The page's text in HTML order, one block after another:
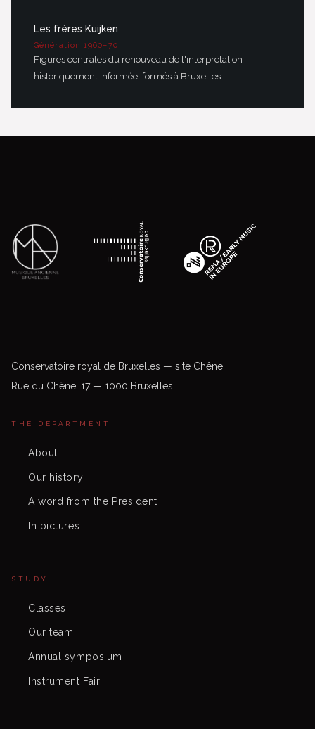
Les frères Kuijken
Génération 1960–70
Figures centrales du renouveau de l'interprétation
historiquement informée, formés à Bruxelles.
Conservatoire royal de Bruxelles — site Chêne
Rue du Chêne, 17 — 1000 Bruxelles
THE DEPARTMENT
About
Our history
A word from the President
In pictures
STUDY
Classes
Our team
Annual symposium
Instrument Fair